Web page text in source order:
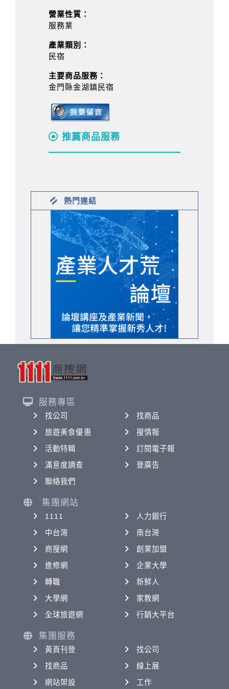
營業性質：
服務業
產業類別：
民宿
主要商品服務：
金門縣金湖鎮民宿
推薦商品服務
熱門連結
服務專區
找公司
找商品
旅遊美食優惠
搜情報
活動特輯
訂閱電子報
滿意度調查
登廣告
聯絡我們
集團網站
1111
人力銀行
中台灣
南台灣
商搜網
創業加盟
進修網
企業大學
轉職
新鮮人
大學網
家教網
全球旅遊網
行銷大平台
集團服務
黃頁刊登
找公司
找商品
線上展
網站架設
工作